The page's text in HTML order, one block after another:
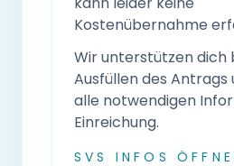
Kostenübernahme
Wir unterstützen dich
Ausfüllen des Antrags
alle notwendigen
Einreichung.
SVS INFOS